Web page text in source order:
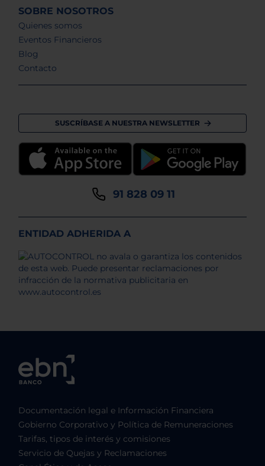
SOBRE NOSOTROS
Quienes somos
Eventos Financieros
Blog
Contacto
SUSCRÍBASE A NUESTRA NEWSLETTER
91 828 09 11
ENTIDAD ADHERIDA A
Documentación legal e Información Financiera
Gobierno Corporativo y Política de Remuneraciones
Tarifas, tipos de interés y comisiones
Servicio de Quejas y Reclamaciones